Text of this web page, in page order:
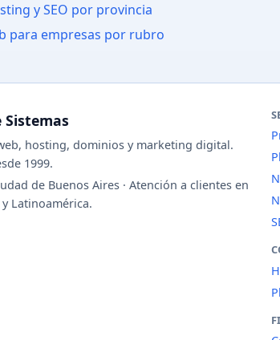
y SEO por provincia
para empresas por rubro
Sistemas
hosting, dominios y marketing digital.
1999.
de Buenos Aires · Atención a clientes en
Latinoamérica.